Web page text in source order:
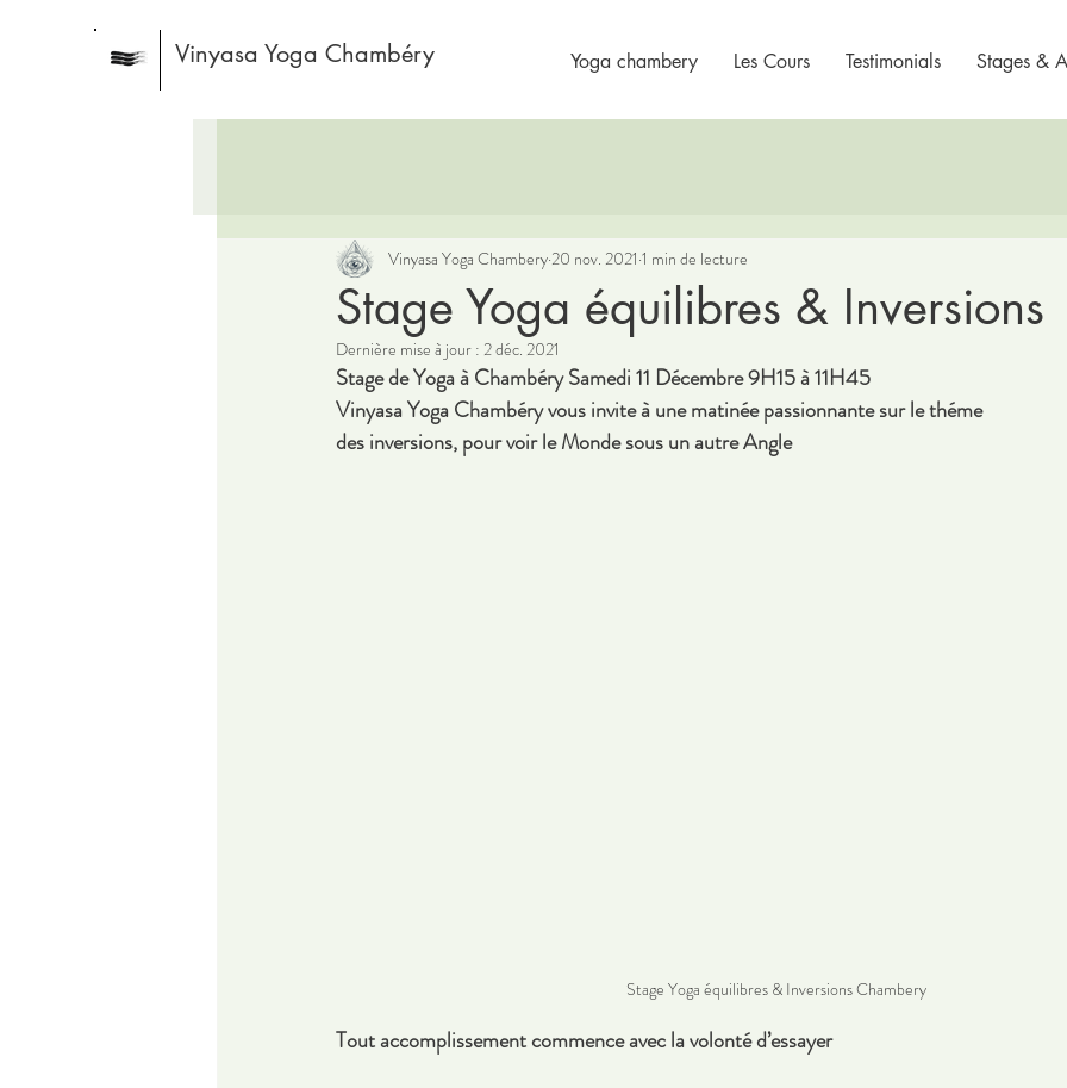
Vinyasa Yoga Chambéry Yoga chambery Les Cours Testimonials Stages &
Stage Yoga équilibres & Inversions
Vinyasa Yoga Chambery 20 nov. 2021 1 min de lecture
Dernière mise à jour : 2 déc. 2021
Stage de Yoga à Chambéry Samedi 11 Décembre 9H15 à 11H45
Vinyasa Yoga Chambéry vous invite à une matinée passionnante sur le théme
des inversions, pour voir le Monde sous un autre Angle
Stage Yoga équilibres & Inversions Chambery
Tout accomplissement commence avec la volonté d’essayer